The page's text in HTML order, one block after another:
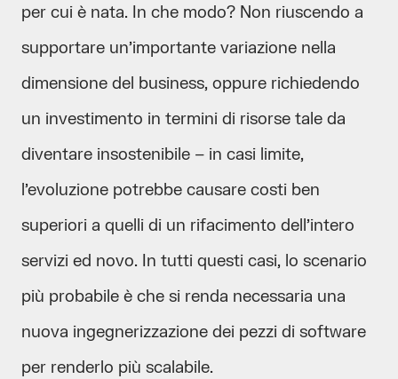
per cui è nata. In che modo? Non riuscendo a
supportare un’importante variazione nella
dimensione del business, oppure richiedendo
un investimento in termini di risorse tale da
diventare insostenibile – in casi limite,
l’evoluzione potrebbe causare costi ben
superiori a quelli di un rifacimento dell’intero
servizi ed novo. In tutti questi casi, lo scenario
più probabile è che si renda necessaria una
nuova ingegnerizzazione dei pezzi di software
per renderlo più scalabile.